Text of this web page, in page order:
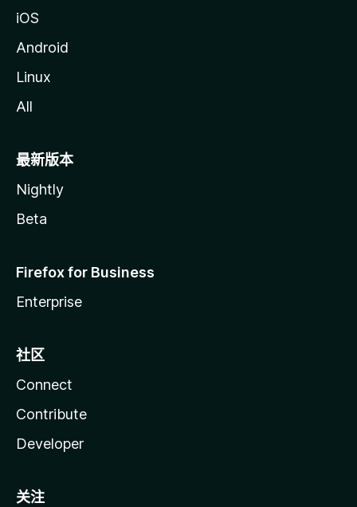
iOS
Android
Linux
All
最新版本
Nightly
Beta
Firefox for Business
Enterprise
社区
Connect
Contribute
Developer
关注